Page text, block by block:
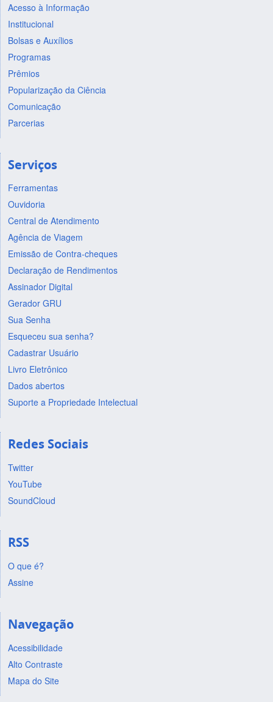
Acesso à Informação
Institucional
Bolsas e Auxílios
Programas
Prêmios
Popularização da Ciência
Comunicação
Parcerias
Serviços
Ferramentas
Ouvidoria
Central de Atendimento
Agência de Viagem
Emissão de Contra-cheques
Declaração de Rendimentos
Assinador Digital
Gerador GRU
Sua Senha
Esqueceu sua senha?
Cadastrar Usuário
Livro Eletrônico
Dados abertos
Suporte a Propriedade Intelectual
Redes Sociais
Twitter
YouTube
SoundCloud
RSS
O que é?
Assine
Navegação
Acessibilidade
Alto Contraste
Mapa do Site